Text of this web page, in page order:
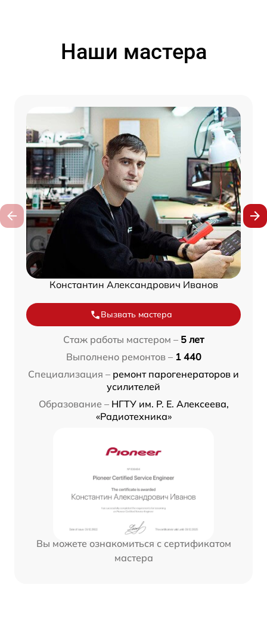
Наши мастера
Константин Александрович Иванов
Вызвать мастера
Стаж работы мастером – 5 лет
Выполнено ремонтов – 1 440
Специализация – ремонт парогенераторов и
усилителей
Образование – НГТУ им. Р. Е. Алексеева,
«Радиотехника»
Вы можете ознакомиться с сертификатом
мастера